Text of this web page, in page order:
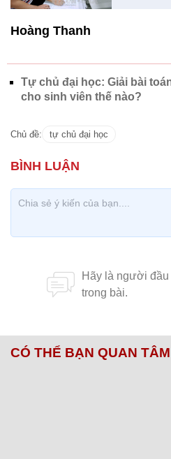
Hoàng Thanh
Tự chủ đại học: Giải bài
cho sinh viên thế nào?
Chủ đề: tự chủ đại học
CÓ THỂ BẠN QUAN TÂM